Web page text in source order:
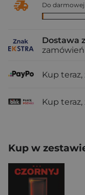
Do darmowej
Dostawa
zamówień
Kup teraz,
Kup teraz,
Kup w